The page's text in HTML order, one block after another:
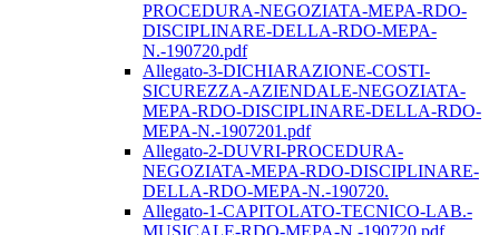
PROCEDURA-NEGOZIATA-MEPA-RDO-
DISCIPLINARE-DELLA-RDO-MEPA-
N.-190720.pdf
Allegato-3-DICHIARAZIONE-COSTI-
SICUREZZA-AZIENDALE-NEGOZIATA-
MEPA-RDO-DISCIPLINARE-DELLA-RDO-
MEPA-N.-1907201.pdf
Allegato-2-DUVRI-PROCEDURA-
NEGOZIATA-MEPA-RDO-DISCIPLINARE-
DELLA-RDO-MEPA-N.-190720.
Allegato-1-CAPITOLATO-TECNICO-LAB.-